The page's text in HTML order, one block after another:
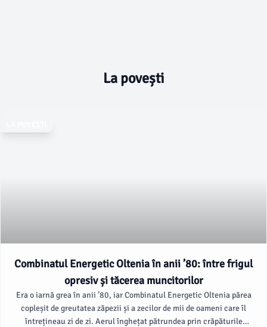
La povești
Combinatul Energetic Oltenia în anii ’80: între frigul
opresiv și tăcerea muncitorilor
Era o iarnă grea în anii ’80, iar Combinatul Energetic Oltenia părea
copleșit de greutatea zăpezii și a zecilor de mii de oameni care îl
întrețineau zi de zi. Aerul înghețat pătrundea prin crăpăturile